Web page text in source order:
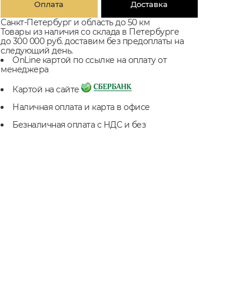
Оплата Доставка
Санкт-Петербург и область до 50 км
Товары из наличия со склада в Петербурге
до 300 000 руб. доставим без предоплаты на
следующий день.
OnLine картой по ссылке на оплату от
менеджера
Картой на сайте
Наличная оплата и карта в офисе
Безналичная оплата с НДС и без